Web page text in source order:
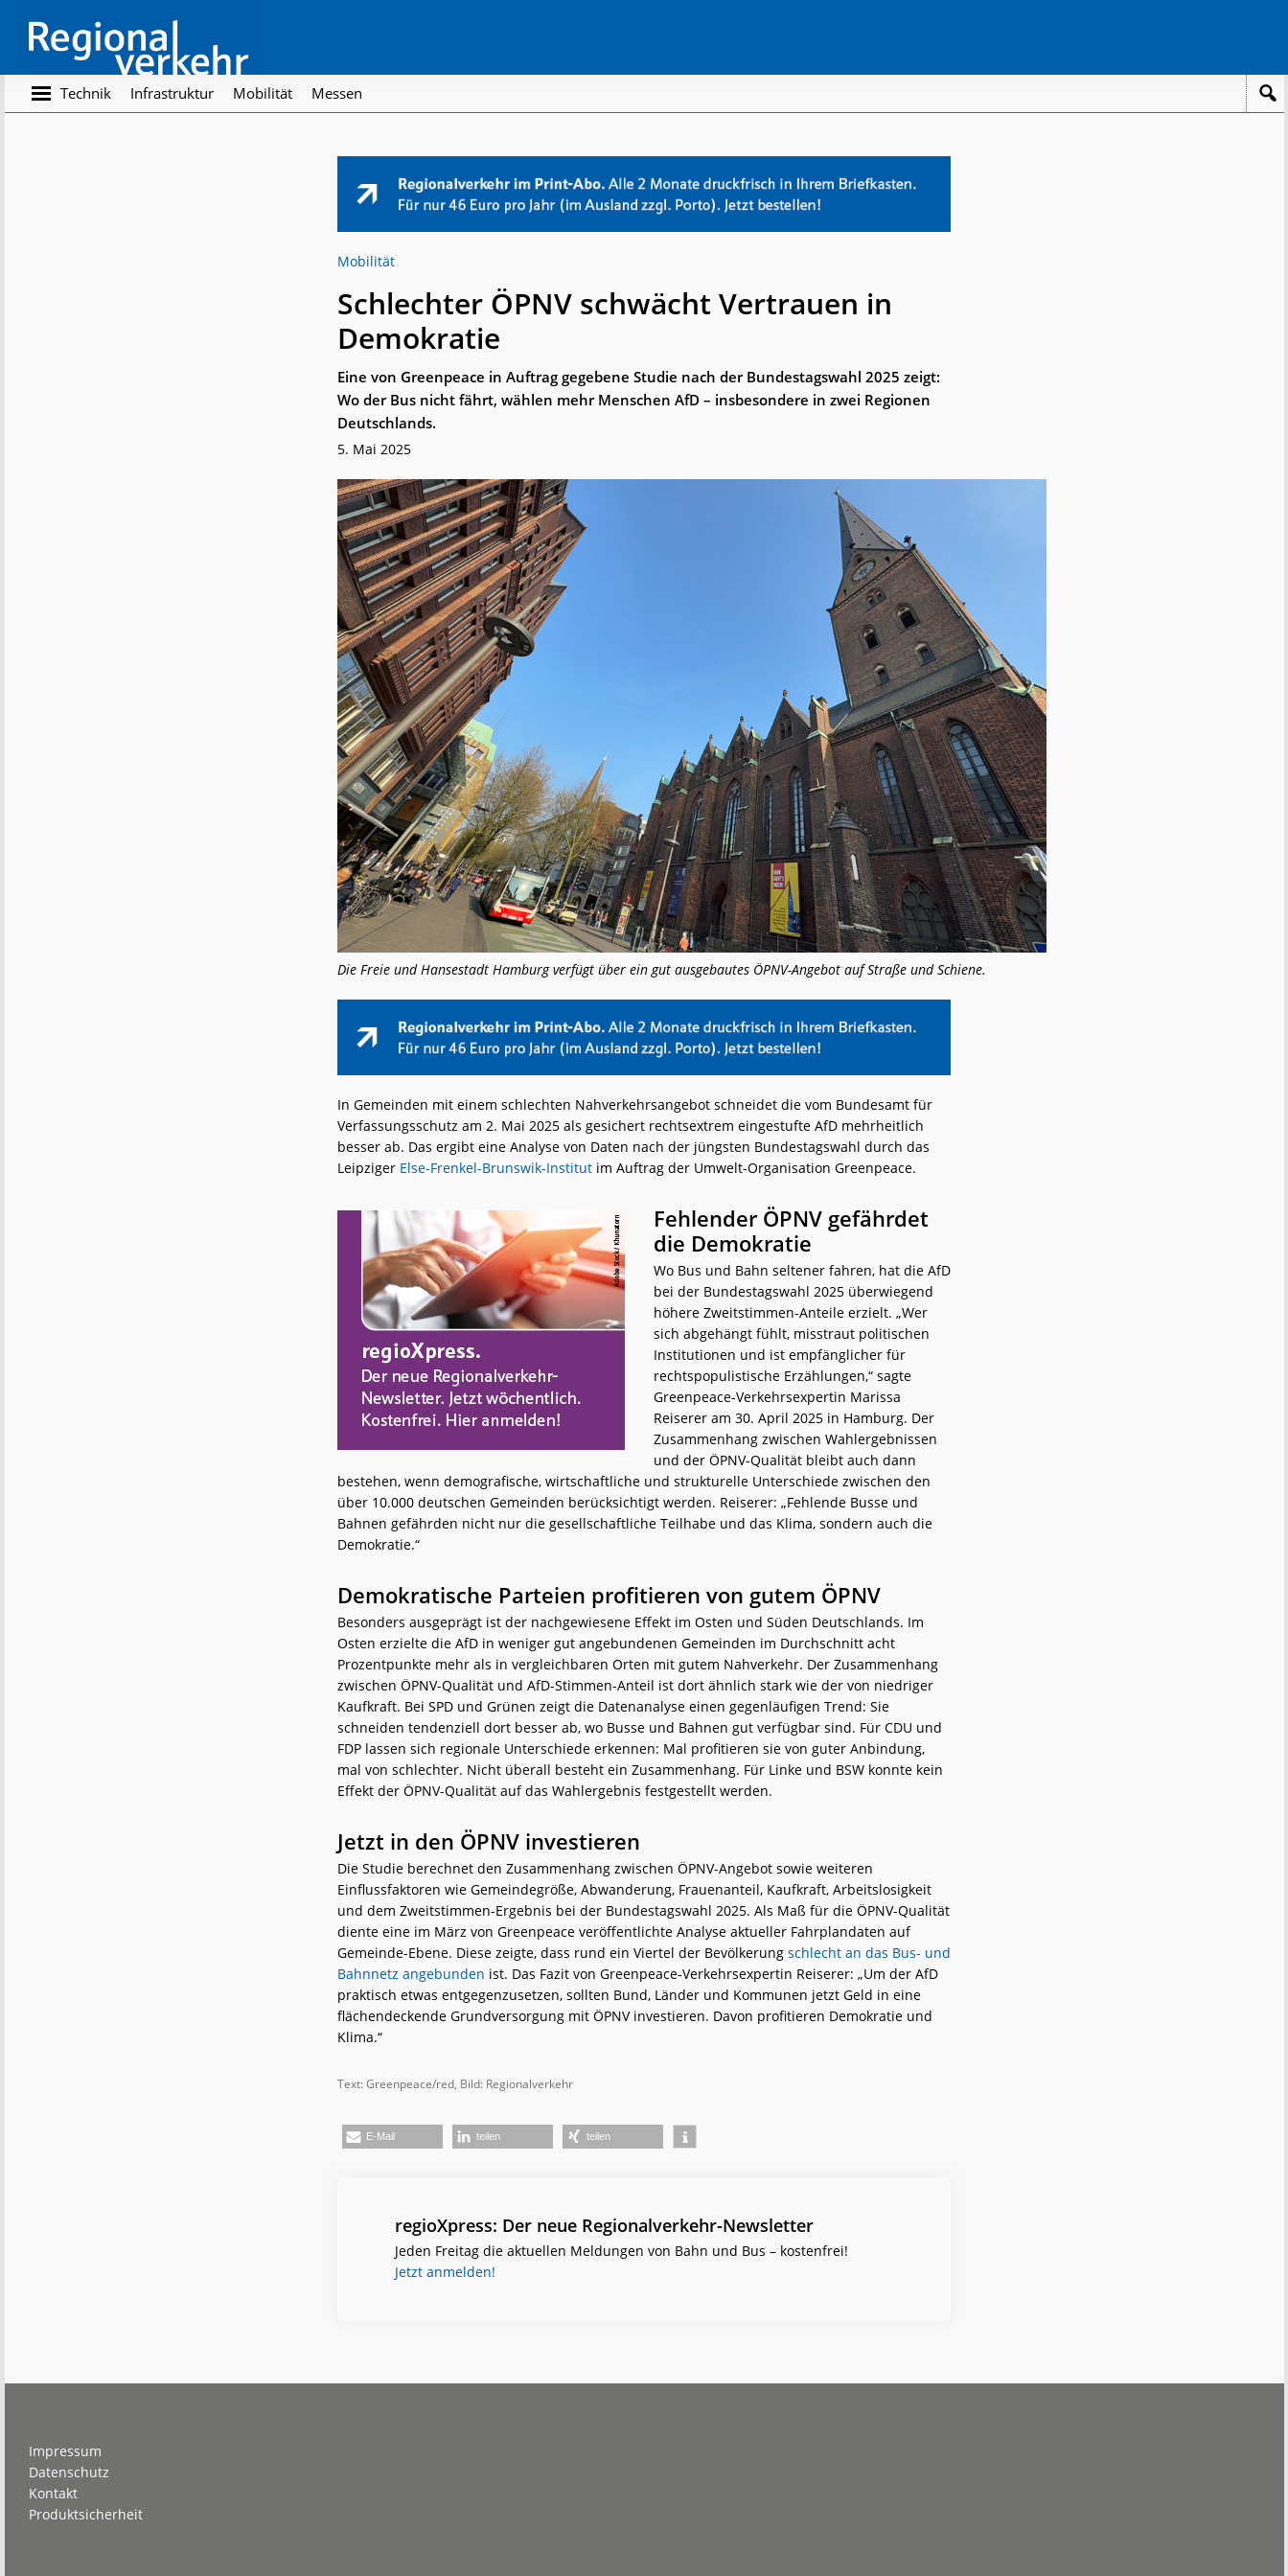
main
content
footer
Regionalverkehr
Die
Fachzeitschrift
Technik Infrastruktur Mobilität Messen
Mobilität
Schlechter ÖPNV schwächt Vertrauen in
Demokratie
Eine von Greenpeace in Auftrag gegebene Studie nach der Bundestagswahl 2025 zeigt:
Wo der Bus nicht fährt, wählen mehr Menschen AfD – insbesondere in zwei Regionen
Deutschlands.
5. Mai 2025
Die Freie und Hansestadt Hamburg verfügt über ein gut ausgebautes ÖPNV-Angebot auf Straße und Schiene.
In Gemeinden mit einem schlechten Nahverkehrsangebot schneidet die vom Bundesamt für
Verfassungsschutz am 2. Mai 2025 als gesichert rechtsextrem eingestufte AfD mehrheitlich
besser ab. Das ergibt eine Analyse von Daten nach der jüngsten Bundestagswahl durch das
Leipziger Else-Frenkel-Brunswik-Institut im Auftrag der Umwelt-Organisation Greenpeace.
Fehlender ÖPNV gefährdet
die Demokratie
Wo Bus und Bahn seltener fahren, hat die AfD
bei der Bundestagswahl 2025 überwiegend
höhere Zweitstimmen-Anteile erzielt. „Wer
sich abgehängt fühlt, misstraut politischen
Institutionen und ist empfänglicher für
rechtspopulistische Erzählungen,“ sagte
Greenpeace-Verkehrsexpertin Marissa
Reiserer am 30. April 2025 in Hamburg. Der
Zusammenhang zwischen Wahlergebnissen
und der ÖPNV-Qualität bleibt auch dann
bestehen, wenn demografische, wirtschaftliche und strukturelle Unterschiede zwischen den
über 10.000 deutschen Gemeinden berücksichtigt werden. Reiserer: „Fehlende Busse und
Bahnen gefährden nicht nur die gesellschaftliche Teilhabe und das Klima, sondern auch die
Demokratie.“
Demokratische Parteien profitieren von gutem ÖPNV
Besonders ausgeprägt ist der nachgewiesene Effekt im Osten und Süden Deutschlands. Im
Osten erzielte die AfD in weniger gut angebundenen Gemeinden im Durchschnitt acht
Prozentpunkte mehr als in vergleichbaren Orten mit gutem Nahverkehr. Der Zusammenhang
zwischen ÖPNV-Qualität und AfD-Stimmen-Anteil ist dort ähnlich stark wie der von niedriger
Kaufkraft. Bei SPD und Grünen zeigt die Datenanalyse einen gegenläufigen Trend: Sie
schneiden tendenziell dort besser ab, wo Busse und Bahnen gut verfügbar sind. Für CDU und
FDP lassen sich regionale Unterschiede erkennen: Mal profitieren sie von guter Anbindung,
mal von schlechter. Nicht überall besteht ein Zusammenhang. Für Linke und BSW konnte kein
Effekt der ÖPNV-Qualität auf das Wahlergebnis festgestellt werden.
Jetzt in den ÖPNV investieren
Die Studie berechnet den Zusammenhang zwischen ÖPNV-Angebot sowie weiteren
Einflussfaktoren wie Gemeindegröße, Abwanderung, Frauenanteil, Kaufkraft, Arbeitslosigkeit
und dem Zweitstimmen-Ergebnis bei der Bundestagswahl 2025. Als Maß für die ÖPNV-Qualität
diente eine im März von Greenpeace veröffentlichte Analyse aktueller Fahrplandaten auf
Gemeinde-Ebene. Diese zeigte, dass rund ein Viertel der Bevölkerung schlecht an das Bus- und
Bahnnetz angebunden ist. Das Fazit von Greenpeace-Verkehrsexpertin Reiserer: „Um der AfD
praktisch etwas entgegenzusetzen, sollten Bund, Länder und Kommunen jetzt Geld in eine
flächendeckende Grundversorgung mit ÖPNV investieren. Davon profitieren Demokratie und
Klima.“
Text: Greenpeace/red, Bild: Regionalverkehr
E-Mail teilen teilen
regioXpress: Der neue Regionalverkehr-Newsletter
Jeden Freitag die aktuellen Meldungen von Bahn und Bus – kostenfrei!
Jetzt anmelden!
Impressum
Datenschutz
Kontakt
Produktsicherheit